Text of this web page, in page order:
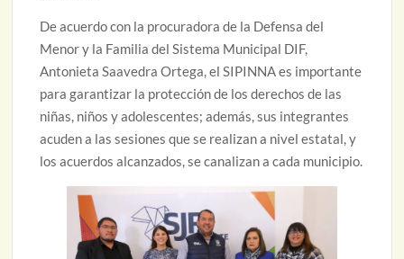
De acuerdo con la procuradora de la Defensa del
Menor y la Familia del Sistema Municipal DIF,
Antonieta Saavedra Ortega, el SIPINNA es importante
para garantizar la protección de los derechos de las
niñas, niños y adolescentes; además, sus integrantes
acuden a las sesiones que se realizan a nivel estatal, y
los acuerdos alcanzados, se canalizan a cada municipio.